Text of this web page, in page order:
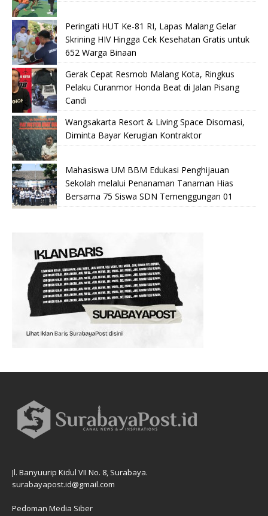
Peringati HUT Ke-81 RI, Lapas Malang Gelar
Skrining HIV Hingga Cek Kesehatan Gratis untuk
652 Warga Binaan
Gerak Cepat Resmob Malang Kota, Ringkus
Pelaku Curanmor Honda Beat di Jalan Pisang
Candi
Wangsakarta Resort & Living Space Disomasi,
Diminta Bayar Kerugian Kontraktor
Mahasiswa UM BBM Edukasi Penghijauan
Sekolah melalui Penanaman Tanaman Hias
Bersama 75 Siswa SDN Temenggungan 01
Jl. Banyuurip Kidul VII No. 8, Surabaya.
surabayapost.id@gmail.com
Pedoman Media Siber